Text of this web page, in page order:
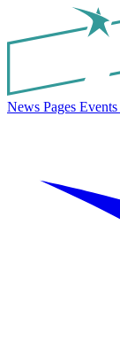
News Pages Events